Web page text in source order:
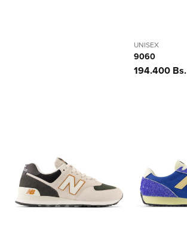
UNISEX
9060
Precio
194.400 Bs.